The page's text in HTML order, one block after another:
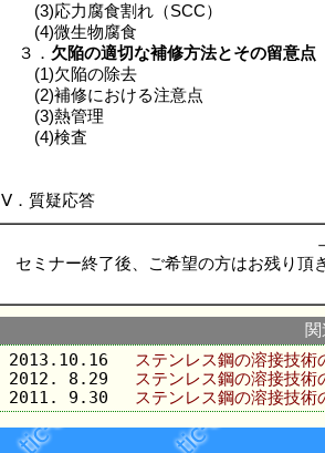
(3)応力腐食割れ（SCC）
(4)微生物腐食
３． 欠陥の適切な補修方法とその留意点
(1)欠陥の除去
(2)補修における注意点
(3)熱管理
(4)検査
Ⅴ．質疑応答
セミナー終了後、ご希望の方はお残り頂
2013.10.16
ステンレス鋼の溶接技術
2012. 8.29
ステンレス鋼の溶接技術
2011. 9.30
ステンレス鋼の溶接技術